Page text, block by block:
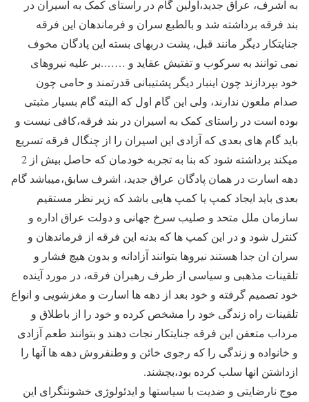
به اشرف، عراق جدید،اولین گام در راستای کمک به اسیران در
بند فرقه برداشته شد و بالطبع سران و فرماندهان این فرقه
جنایتکار دیگر مانند قبل، پشت دربهای بسته این پادگان مخوف
نمی توانند به سرکوب و تفتیش عقاید و …….بر علیه نیروهای
خود بپردازند چون اینبار دیگر پشتیبانی قدرتمند و حامی چون
صدام ملعون ندارند، ولی این گام اول که البته گام بسیار مثبتی
بوده است در راستای کمک به اسیران در بند فرقه،کافی نیست و
باید گام های بعدی که آزادی این اسیران را از چنگال فرقه تسریع
میکند برداشته شود که بنا به تجربه خودمان که حاصل بیش از 2
دهه اسارت در همان پادگان عراق جدید، اشرف سابق،میباشد گام
بعدی باید ایجاد کمپ یا کمپ هایی باشد که زیر نظر مستقیم
سازمان ملل متحد و صلیب سرخ جهانی و دولت عراق اداره و
کنترل شود و در این کمپ ها که بدنه این فرقه از فرماندهان و
سران ان جدا هستند نیروها بتوانند آزادانه و بدون هیچ فشار و
تلقینات مذهبی و سیاسی از طرف رهبران فرقه، در مورد آینده
خود تصمیم گرفته و خود بعد از دهه ها اسارت و مغزشویی و انواع
تلقینات راه زندگی خود را مشخص کرده و خود را از باطلاق و
مرداب متعفن این فرقه جنایتکار نجات دهند و بتوانند طعم آزادی
و خانواده و زندگی را که رجوی خائن و وطنفروش دهه ها آنها را
ازداشتن انها سلب کرده بود،بچشند.
موج نارضایتی و ضدیت با سیاستها و ایدئولوژی خشونتگرای این